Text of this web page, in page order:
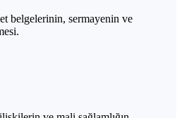
belgelerinin, sermayenin ve